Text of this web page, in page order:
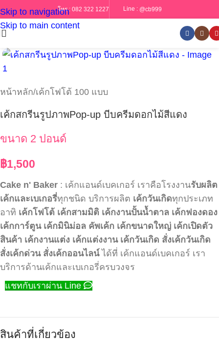
Skip to navigation
Skip to main content
โทร : 082 322 1227 Line : @cb999
หน้าหลัก/เค้กโฟโต้ 100 แบบ
เค้กสกรีนรูปภาพPop-up บีบครีมดอกไม้สีแดง
ขนาด 2 ปอนด์
฿1,500
Cake n' Baker : เค้กแอนด์เบคเกอร์ เราคือโรงงานรับผลิต
เค้กและเบเกอรี่ทุกชนิด บริการผลิต เค้กวันเกิดทุกประเภท
อาทิ เค้กโฟโต้ เค้กสามมิติ เค้กงานปั้นน้ำตาล เค้กฟองดอง
เค้กการ์ตูน เค้กมินิม่อล คัพเค้ก เค้กขนาดใหญ่ เค้กเปิดตัว
สินค้า เค้กงานแต่ง เค้กแต่งงาน เค้กวันเกิด สั่งเค้กวันเกิด
สั่งเค้กด่วน สั่งเค้กออนไลน์ได้ที่ เค้กแอนด์เบคเกอร์ เรา
บริการด้านเค้กและเบเกอรี่ครบวงจร
แชทกับเราผ่าน Line
สินค้าที่เกี่ยวข้อง